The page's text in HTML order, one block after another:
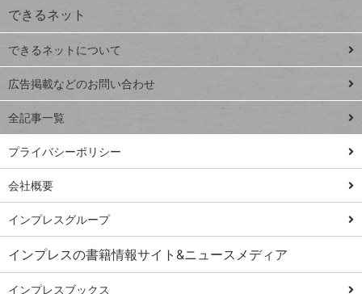
close
閉じ
る
連載
Excel Q&A
トイアンナ流仕
事術
ではじめる業務
の完全自動化
AI議事録作成術
Windows 11
Q&A
Teams踏み込み
活用術
できるネット
できるネットについて
広告掲載などのお問い合わせ
全記事一覧
プライバシーポリシー
会社概要
インプレスグループ
インプレスの書籍情報サイト&ニュースメディア
インプレスブックス